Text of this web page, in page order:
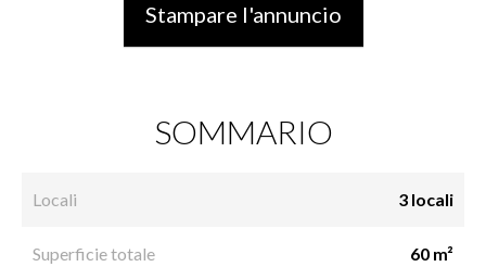
Stampare l'annuncio
SOMMARIO
Locali 3 locali
Superficie totale 60 m²